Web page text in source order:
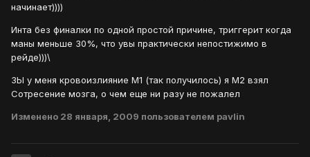
начинает))))
Инта без финалки по одной простой причине, триггерит когда
маны меньше 30%, что увы практически непостижимо в
рейде)))\
ЗЫ у меня кровоизлияние М1 (так получилось) я М2 взял
Сотресение мозга, о чем еще ни разу не пожалел
Изменено 28 января, 2009 пользователем pavlin